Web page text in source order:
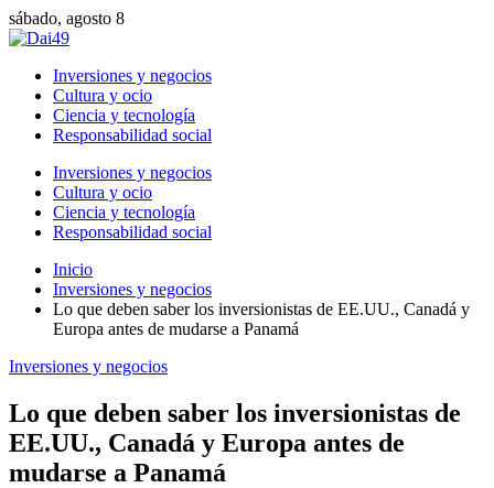
sábado, agosto 8
Inversiones y negocios
Cultura y ocio
Ciencia y tecnología
Responsabilidad social
Inversiones y negocios
Cultura y ocio
Ciencia y tecnología
Responsabilidad social
Inicio
Inversiones y negocios
Lo que deben saber los inversionistas de EE.UU., Canadá y
Europa antes de mudarse a Panamá
Inversiones y negocios
Lo que deben saber los inversionistas de
EE.UU., Canadá y Europa antes de
mudarse a Panamá